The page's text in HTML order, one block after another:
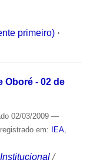
primeiro) ·
Oboré - 02 de
02/03/2009 —
em: IEA,
Institucional /